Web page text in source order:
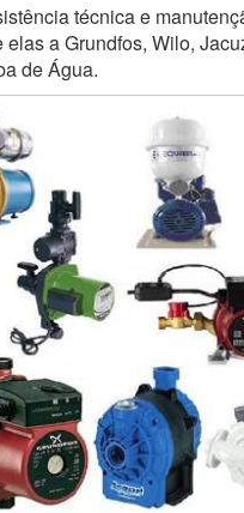
técnica e
elas a Grundfos, Wilo,
de Água.